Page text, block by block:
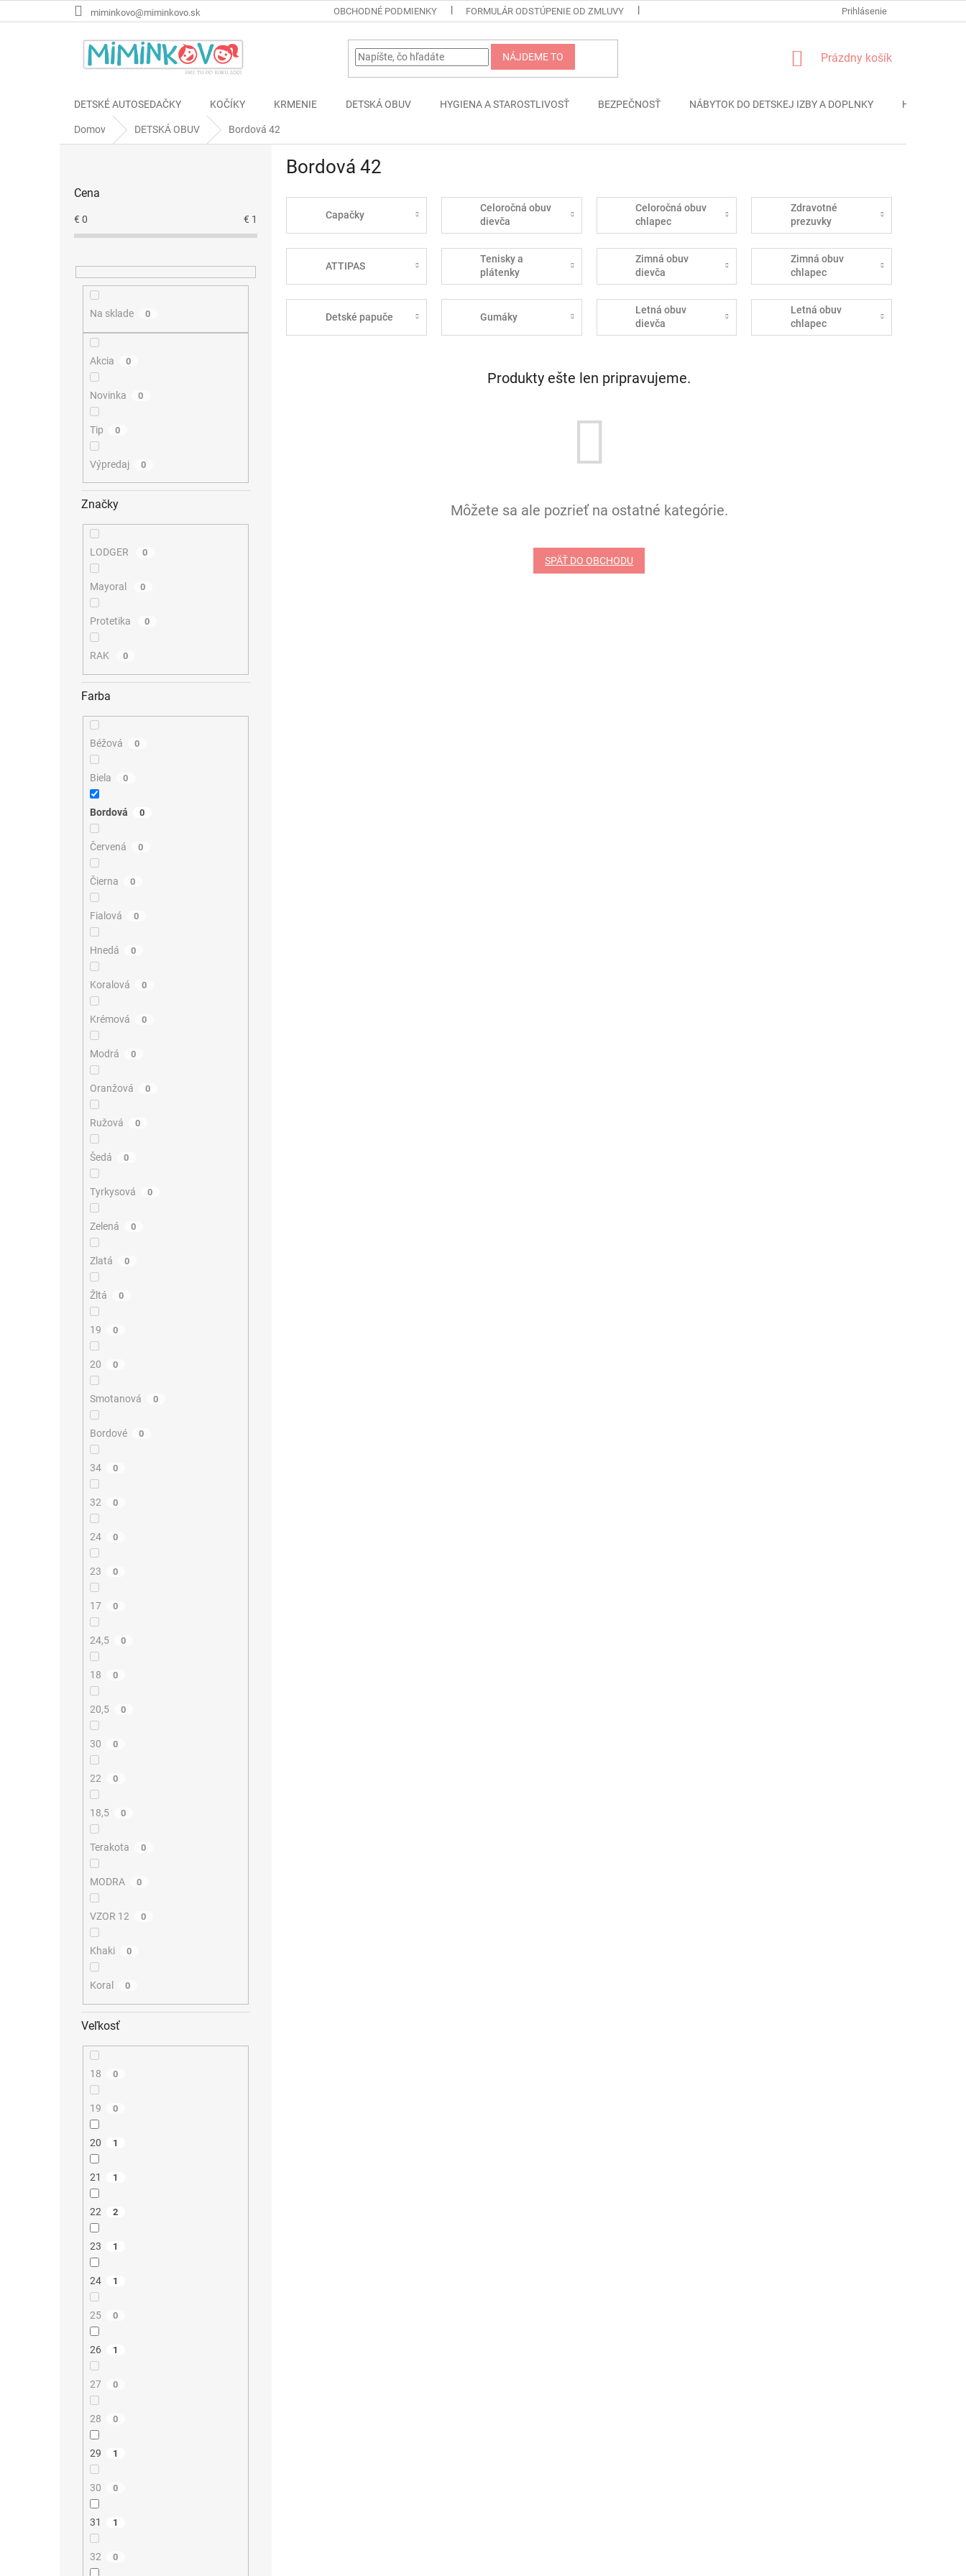
na
miminkovo@miminkovo.sk OBCHODNÉ PODMIENKY FORMULÁR ODSTÚPENIE OD ZMLUVY PODMIENKY OCHRANY OSOBNÝCH
Prihlásenie
NÁJDEME TO
NÁKUPNÝ
Prázdny košík
DETSKÉ AUTOSEDAČKY KOČÍKY KRMENIE DETSKÁ OBUV HYGIENA A STAROSTLIVOSŤ BEZPEČNOSŤ NÁBYTOK DO DETSKEJ IZBY A DOPLNKY HRAČKY
Domov DETSKÁ OBUV Bordová 42
Cena
€ 0 € 1
Na sklade 0
Akcia 0
Novinka 0
Tip 0
Výpredaj 0
Značky
LODGER 0
Mayoral 0
Protetika 0
RAK 0
Farba
Béžová 0
Biela 0
Bordová 0
Červená 0
Čierna 0
Fialová 0
Hnedá 0
Koralová 0
Krémová 0
Modrá 0
Oranžová 0
Ružová 0
Šedá 0
Tyrkysová 0
Zelená 0
Zlatá 0
Žltá 0
19 0
20 0
Smotanová 0
Bordové 0
34 0
32 0
24 0
23 0
17 0
24,5 0
18 0
20,5 0
30 0
22 0
18,5 0
Terakota 0
MODRA 0
VZOR 12 0
Khaki 0
Koral 0
Veľkosť
18 0
19 0
20 1
21 1
22 2
23 1
24 1
25 0
26 1
27 0
28 0
29 1
30 0
31 1
32 0
Bordová 42
Capačky
Celoročná obuv
dievča
Celoročná obuv
chlapec
Zdravotné
prezuvky
ATTIPAS
Tenisky a
plátenky
Zimná obuv
dievča
Zimná obuv
chlapec
Detské papuče Gumáky
Letná obuv
dievča
Letná obuv
chlapec
Produkty ešte len pripravujeme.
Môžete sa ale pozrieť na ostatné kategórie.
SPÄŤ DO OBCHODU